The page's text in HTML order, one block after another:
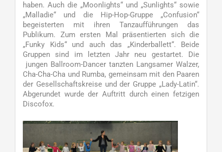
haben. Auch die „Moonlights“ und „Sunlights“ sowie
„Malladie“ und die Hip-Hop-Gruppe „Confusion“
begeisterten mit ihren Tanzaufführungen das
Publikum. Zum ersten Mal präsentierten sich die
„Funky Kids“ und auch das „Kinderballett“. Beide
Gruppen sind im letzten Jahr neu gestartet. Die
jungen Ballroom-Dancer tanzten Langsamer Walzer,
Cha-Cha-Cha und Rumba, gemeinsam mit den Paaren
der Gesellschaftskreise und der Gruppe „Lady-Latin“.
Abgerundet wurde der Auftritt durch einen fetzigen
Discofox.